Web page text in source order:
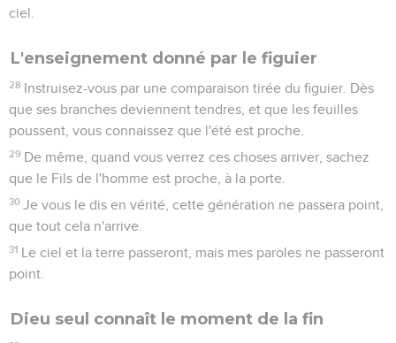
ciel.
L'enseignement donné par le figuier
28 Instruisez-vous par une comparaison tirée du figuier. Dès
que ses branches deviennent tendres, et que les feuilles
poussent, vous connaissez que l'été est proche.
29 De même, quand vous verrez ces choses arriver, sachez
que le Fils de l'homme est proche, à la porte.
30 Je vous le dis en vérité, cette génération ne passera point,
que tout cela n'arrive.
31 Le ciel et la terre passeront, mais mes paroles ne passeront
point.
Dieu seul connaît le moment de la fin